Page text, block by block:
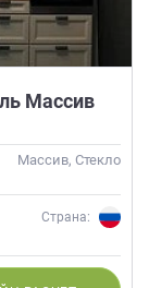
Массив
Массив, Стекло
Страна: